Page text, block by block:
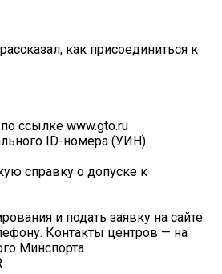
как присоединиться к
ссылке www.gto.ru
ID-номера (УИН).
справку о допуске к
и подать заявку на сайте
Контакты центров — на
Минспорта